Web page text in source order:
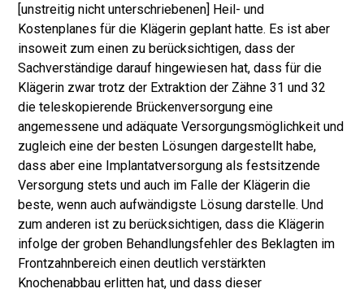
[unstreitig nicht unterschriebenen] Heil- und
Kostenplanes für die Klägerin geplant hatte. Es ist aber
insoweit zum einen zu berücksichtigen, dass der
Sachverständige darauf hingewiesen hat, dass für die
Klägerin zwar trotz der Extraktion der Zähne 31 und 32
die teleskopierende Brückenversorgung eine
angemessene und adäquate Versorgungsmöglichkeit und
zugleich eine der besten Lösungen dargestellt habe,
dass aber eine Implantatversorgung als festsitzende
Versorgung stets und auch im Falle der Klägerin die
beste, wenn auch aufwändigste Lösung darstelle. Und
zum anderen ist zu berücksichtigen, dass die Klägerin
infolge der groben Be­handlungsfehler des Beklagten im
Frontzahnbereich einen deutlich verstärkten
Knochenabbau erlitten hat, und dass dieser